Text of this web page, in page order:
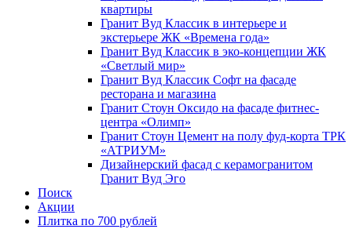
квартиры
Гранит Вуд Классик в интерьере и
экстерьере ЖК «Времена года»
Гранит Вуд Классик в эко-концепции ЖК
«Светлый мир»
Гранит Вуд Классик Софт на фасаде
ресторана и магазина
Гранит Стоун Оксидо на фасаде фитнес-
центра «Олимп»
Гранит Стоун Цемент на полу фуд-корта ТРК
«АТРИУМ»
Дизайнер­ский фасад с керамогранитом
Гранит Вуд Эго
Поиск
Акции
Плитка по 700 рублей